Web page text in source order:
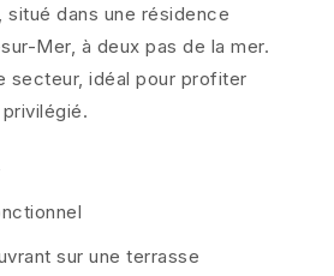
situé dans une résidence
Mer, à deux pas de la mer.
secteur, idéal pour profiter
sur une terrasse